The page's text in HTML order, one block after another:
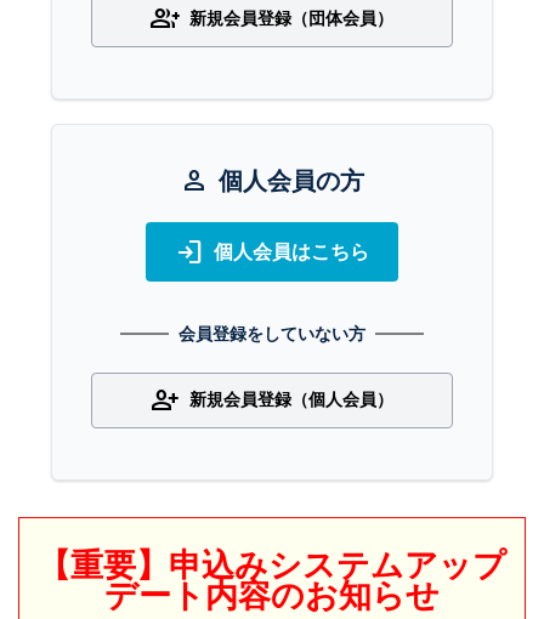
group_add 新規会員登録（団体会員）
person 個人会員の方
login 個人会員はこちら
会員登録をしていない方
person_add 新規会員登録（個人会員）
【重要】申込みシステムアップ
デート内容のお知らせ